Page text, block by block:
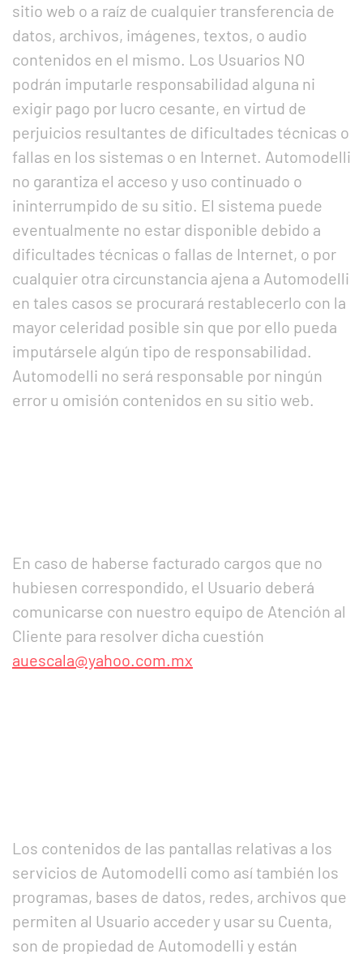
sitio web o a raíz de cualquier transferencia de
datos, archivos, imágenes, textos, o audio
contenidos en el mismo. Los Usuarios NO
podrán imputarle responsabilidad alguna ni
exigir pago por lucro cesante, en virtud de
perjuicios resultantes de dificultades técnicas o
fallas en los sistemas o en Internet. Automodelli
no garantiza el acceso y uso continuado o
ininterrumpido de su sitio. El sistema puede
eventualmente no estar disponible debido a
dificultades técnicas o fallas de Internet, o por
cualquier otra circunstancia ajena a Automodelli
en tales casos se procurará restablecerlo con la
mayor celeridad posible sin que por ello pueda
imputársele algún tipo de responsabilidad.
Automodelli no será responsable por ningún
error u omisión contenidos en su sitio web.
En caso de haberse facturado cargos que no
hubiesen correspondido, el Usuario deberá
comunicarse con nuestro equipo de Atención al
Cliente para resolver dicha cuestión
auescala@yahoo.com.mx
Los contenidos de las pantallas relativas a los
servicios de Automodelli como así también los
programas, bases de datos, redes, archivos que
permiten al Usuario acceder y usar su Cuenta,
son de propiedad de Automodelli y están